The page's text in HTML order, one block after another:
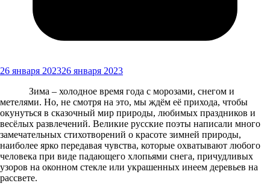
26 января 202326 января 2023
Зима – холодное время года с морозами, снегом и
метелями. Но, не смотря на это, мы ждём её прихода, чтобы
окунуться в сказочный мир природы, любимых праздников и
весёлых развлечений. Великие русские поэты написали много
замечательных стихотворений о красоте зимней природы,
наиболее ярко передавая чувства, которые охватывают любого
человека при виде падающего хлопьями снега, причудливых
узоров на оконном стекле или украшенных инеем деревьев на
рассвете.